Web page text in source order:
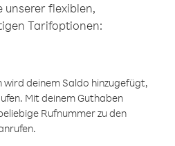
unserer flexiblen,
Tarifoptionen:
wird deinem Saldo hinzugefügt,
Mit deinem Guthaben
Rufnummer zu den